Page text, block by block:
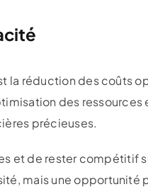
la réduction des coûts
des
précieuses.
et de rester compétitif
mais une opportunité